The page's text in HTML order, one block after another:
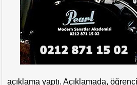
açıklama yaptı. Açıklamada,